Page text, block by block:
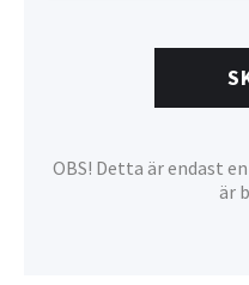
OBS! Detta är endast
är